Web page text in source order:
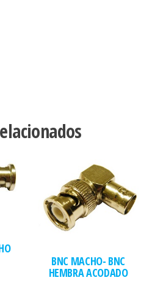
BNC MACHO- BNC
HEMBRA ACODADO